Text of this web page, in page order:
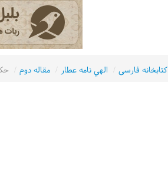
کتابخانه فارسی / الهي نامه عطار / مقاله دوم /